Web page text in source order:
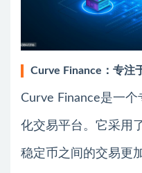
Curve Finance：专注
Curve Finance是一
化交易平台。它采用
稳定币之间的交易更